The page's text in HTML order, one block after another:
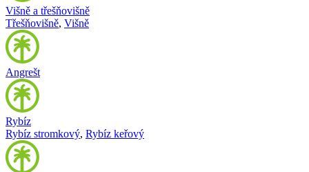
Višně a třešňovišně
Třešňovišně, Višně
Angrešt
Rybíz
Rybíz stromkový, Rybíz keřový